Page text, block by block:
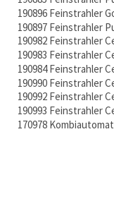
190896 Feinstrahler
190897 Feinstrahler
190982 Feinstrahler
190983 Feinstrahler
190984 Feinstrahler
190990 Feinstrahler
190992 Feinstrahler
190993 Feinstrahler
170978